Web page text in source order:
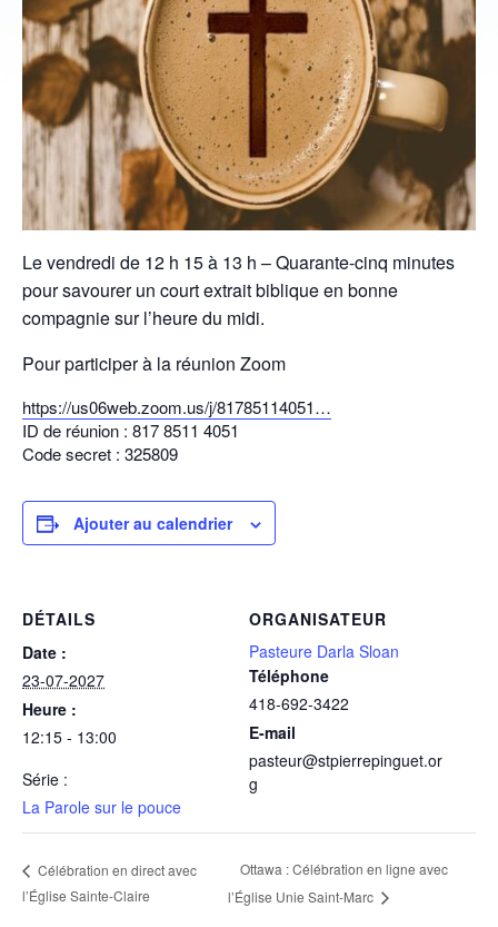
Le vendredi de 12 h 15 à 13 h – Quarante-cinq minutes
pour savourer un court extrait biblique en bonne
compagnie sur l’heure du midi.
Pour participer à la réunion Zoom
https://us06web.zoom.us/j/81785114051…
ID de réunion : 817 8511 4051
Code secret : 325809
Ajouter au calendrier
DÉTAILS
Date :
23-07-2027
Heure :
12:15 - 13:00
Série :
La Parole sur le pouce
ORGANISATEUR
Pasteure Darla Sloan
Téléphone
418-692-3422
E-mail
pasteur@stpierrepinguet.or
g
Célébration en direct avec
l’Église Sainte-Claire
Ottawa : Célébration en ligne avec
l’Église Unie Saint-Marc